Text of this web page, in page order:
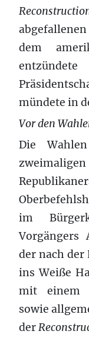
dem
mündete in
Vor den
Die
im
Vorgängers
der nach der
ins Weiße
mit einem
sowie
der